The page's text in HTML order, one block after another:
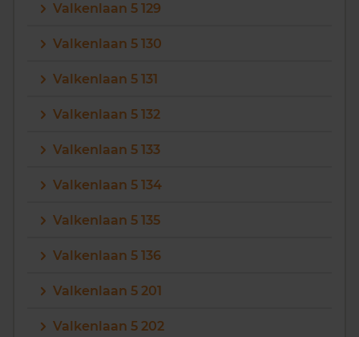
Valkenlaan 5 129
Valkenlaan 5 130
Valkenlaan 5 131
Valkenlaan 5 132
Valkenlaan 5 133
Valkenlaan 5 134
Valkenlaan 5 135
Valkenlaan 5 136
Valkenlaan 5 201
Valkenlaan 5 202